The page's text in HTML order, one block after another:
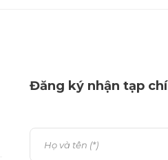
Đăng ký nhận tạp chí